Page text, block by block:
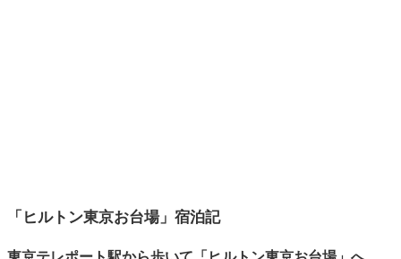
「ヒルトン東京お台場」宿泊記